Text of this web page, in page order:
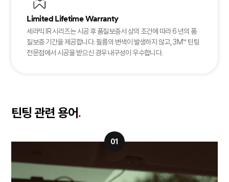
Limited Lifetime Warranty
세라믹 IR 시리즈는 시공 후 품질보증서 상의 조건에 따라 6 년의 품
질보증 기간을 제공합니다. 필름의 변색이 발생하지 않고, 3M™ 틴팅
전문점에서 시공을 받으신 경우 내구성이 우수합니다.
틴팅 관련 용어.
01